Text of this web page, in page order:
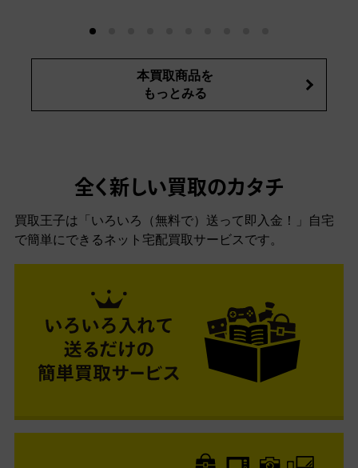
本買取商品を
もっとみる
全く新しい買取のカタチ
買取王子は「いろいろ（無料で）送って即入金！」自宅
で簡単にできるネット宅配買取サービスです。